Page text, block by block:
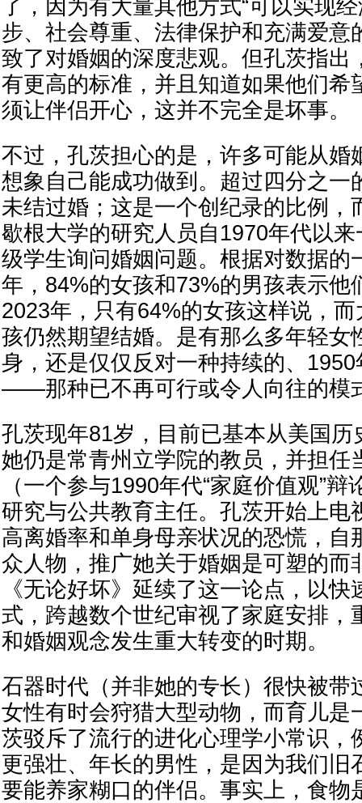
了，因为有大量其他方式“可以实现
步、社会尊重、法律保护和充满爱意
致了对婚姻的深度悲观。但孔茨指出
有更高的标准，并且知道如果他们希
须让伴侣开心，这并不完全是坏事。
不过，孔茨担心的是，许多可能从婚
想象自己能成功做到。超过四分之一
未结过婚；这是一个创纪录的比例，
歇根大学的研究人员自1970年代以
级学生询问婚姻问题。根据对数据的
年，84%的女孩和73%的男孩表示他
2023年，只有64%的女孩这样说，
孩仍然期望结婚。是有那么多年轻女
身，还是仅仅反对一种持续的、
——那种已不再可行或令人向往的模
孔茨现年81岁，目前已基本从美国历
她仍是常青州立学院的教员，并担任
（一个参与1990年代“家庭价值观”
研究与公共教育主任。孔茨开始上电
高离婚率和单身母亲状况的恐慌，自
众人物，推广她关于婚姻是可塑的而
《无论好坏》延续了这一论点，以
式，跨越数个世纪审视了家庭安排，
和婚姻观念发生重大转变的时期。
石器时代（并非她的专长）很快被带
女性有时会狩猎大型动物，而育儿是
茨驳斥了流行的进化心理学小常识，
更强壮、年长的男性，是因为我们旧
要能养家糊口的伴侣。事实上，食物